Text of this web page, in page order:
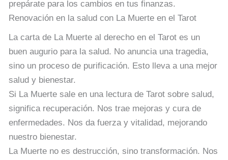
prepárate para los cambios en tus finanzas.
Renovación en la salud con La Muerte en el Tarot
La carta de La Muerte al derecho en el Tarot es un
buen augurio para la salud. No anuncia una tragedia,
sino un proceso de purificación. Esto lleva a una mejor
salud y bienestar.
Si La Muerte sale en una lectura de Tarot sobre salud,
significa recuperación. Nos trae mejoras y cura de
enfermedades. Nos da fuerza y vitalidad, mejorando
nuestro bienestar.
La Muerte no es destrucción, sino transformación. Nos